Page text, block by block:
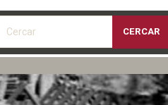
CERCAR